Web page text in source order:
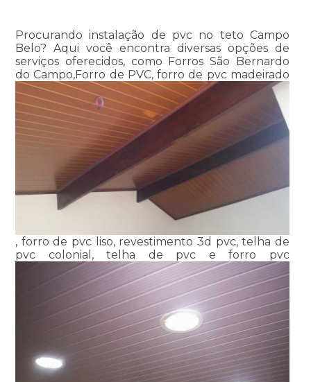
Procurando instalação de pvc no teto Campo
Belo? Aqui você encontra diversas opções de
serviços oferecidos, como Forros São Bernardo
do Campo,Forro de PVC, forro de pvc madeirado
, forro de pvc liso, revestimento 3d pvc, telha de
pvc colonial, telha de pvc e forro pvc